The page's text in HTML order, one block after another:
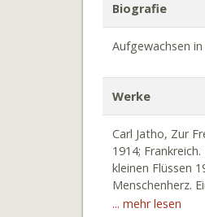
Biografie
Aufgewachsen
Werke
Carl Jatho, Zur
1914;
kleinen Flüssen
Menschenherz.
Aufl. 1946;
... mehr lesen